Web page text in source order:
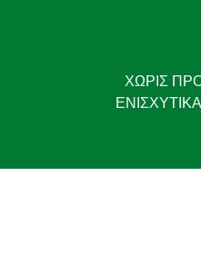
ΧΩΡΊΣ